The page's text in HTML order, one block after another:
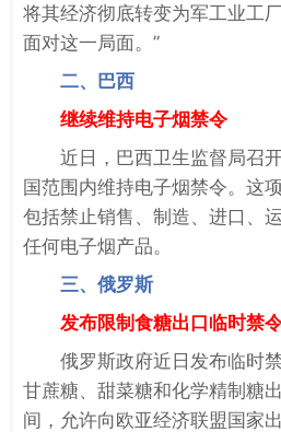
将其经济彻底转变为军工业工
面对这一局面。”
二、巴西
继续维持电子烟禁令
近日，巴西卫生监督局召
国范围内维持电子烟禁令。这
包括禁止销售、制造、进口、
任何电子烟产品。
三、俄罗斯
发布限制食糖出口临时禁
俄罗斯政府近日发布临时
甘蔗糖、甜菜糖和化学精制糖
间，允许向欧亚经济联盟国家